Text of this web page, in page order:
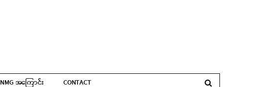
NMG အကြောင်း CONTACT